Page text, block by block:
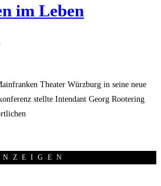
im Leben
Theater Würzburg in seine neue
stellte Intendant Georg Rootering